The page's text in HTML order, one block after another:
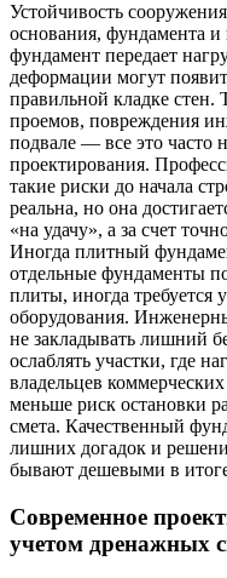
Устойчивость
основания, фундамента
фундамент передает
деформации могут
правильной кладке
проемов, повреждения
подвале — все это часто
проектирования.
такие риски до начала
реальна, но она
«на удачу», а за счет
Иногда плитный
отдельные фундаменты
плиты, иногда требуется
оборудования.
не закладывать лишний
ослаблять участки, где
владельцев
меньше риск остановки
смета. Качественный
лишних догадок и
бывают дешевыми в
Современное
учетом дренажных